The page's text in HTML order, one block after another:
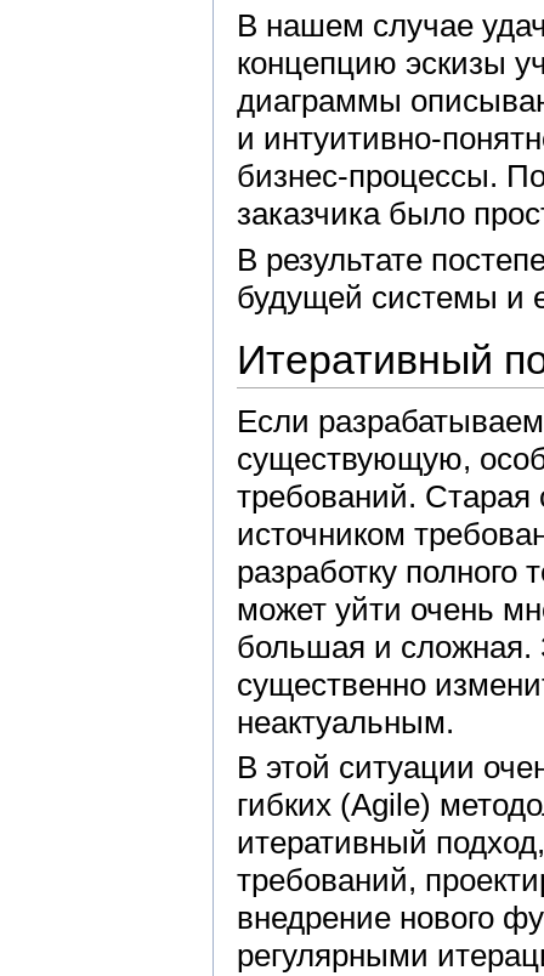
В нашем случае
концепцию эскизы
диаграммы
и интуитивно-
бизнес-процессы.
заказчика было
В результате
будущей системы и
Итеративный
Если
существующую,
требований.
источником
разработку полного
может уйти очень
большая и сложная.
существенно
неактуальным.
В этой ситуации
гибких (Agile)
итеративный
требований,
внедрение нового
регулярными